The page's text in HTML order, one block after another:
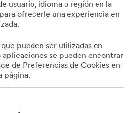
usuario, idioma o región en la
ofrecerle una experiencia en
pueden ser utilizadas en
se pueden encontrar
de Preferencias de Cookies en
página.